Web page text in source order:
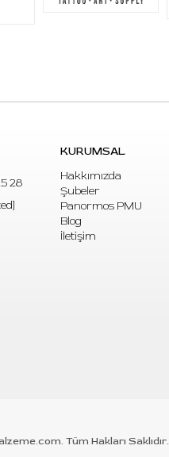
28
KURUMSAL
Hakkımızda
Şubeler
Panormos PMU
Blog
İletişim
Tüm Hakları Saklıdır.